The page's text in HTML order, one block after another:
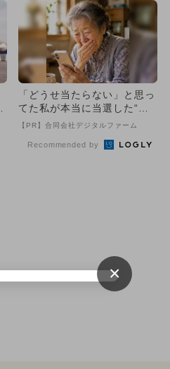
「どうせ当たらない」と思っ
てた私が本当に当選した“買
い方”がこれ
【PR】合同会社デジタルファーム
Recommended by
×